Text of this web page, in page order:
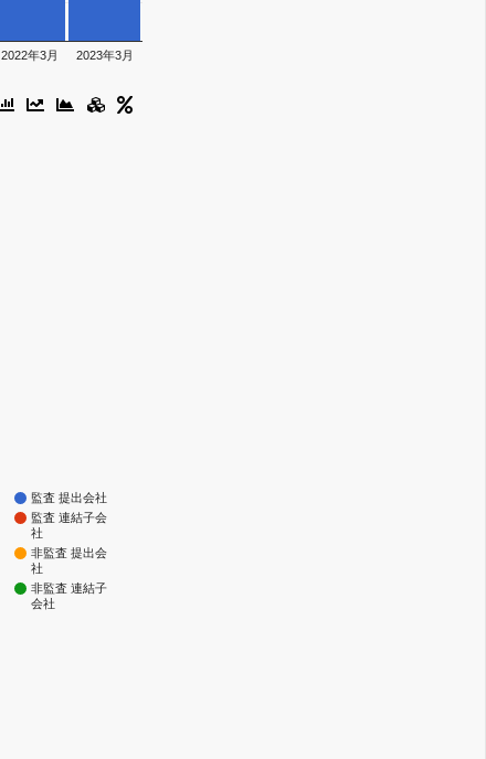
2022年3月 2023年3月
監査 提出会社
監査 連結子会
社
非監査 提出会
社
非監査 連結子
会社